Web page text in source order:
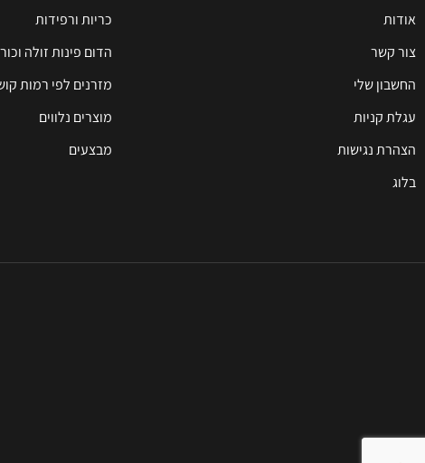
אודות
צור קשר
החשבון שלי
עגלת קניות
הצהרת נגישות
בלוג
כריות ורפידות
הדום פינות זולה
מזרנים לפי רמות
מוצרים נלווים
מבצעים